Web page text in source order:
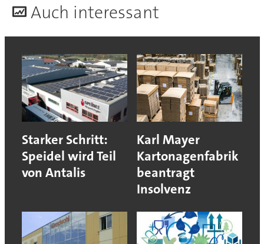
Auch interessant
Starker Schritt:
Speidel wird Teil
von Antalis
Karl Mayer
Kartonagenfabrik
beantragt
Insolvenz